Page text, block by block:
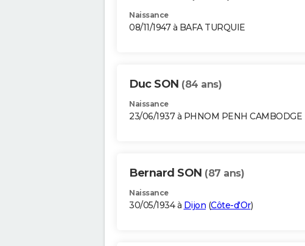
Naissance
08/11/1947 à BAFA TURQUIE
Duc SON (84 ans)
Naissance
23/06/1937 à PHNOM PENH CAMBODGE
Bernard SON (87 ans)
Naissance
30/05/1934 à Dijon (Côte-d'Or)